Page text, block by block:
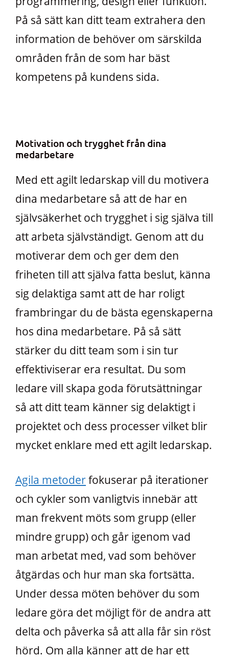
På så sätt kan ditt team extrahera den
information de behöver om särskilda
områden från de som har bäst
kompetens på kundens sida.
Motivation och trygghet från dina
medarbetare
Med ett agilt ledarskap vill du motivera
dina medarbetare så att de har en
självsäkerhet och trygghet i sig själva till
att arbeta självständigt. Genom att du
motiverar dem och ger dem den
friheten till att själva fatta beslut, känna
sig delaktiga samt att de har roligt
frambringar du de bästa egenskaperna
hos dina medarbetare. På så sätt
stärker du ditt team som i sin tur
effektiviserar era resultat. Du som
ledare vill skapa goda förutsättningar
så att ditt team känner sig delaktigt i
projektet och dess processer vilket blir
mycket enklare med ett agilt ledarskap.
Agila metoderfokuserar på iterationer
och cykler som vanligtvis innebär att
man frekvent möts som grupp (eller
mindre grupp) och går igenom vad
man arbetat med, vad som behöver
åtgärdas och hur man ska fortsätta.
Under dessa möten behöver du som
ledare göra det möjligt för de andra att
delta och påverka så att alla får sin röst
hörd. Om alla känner att de har ett